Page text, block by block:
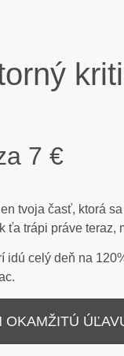
7 €
tvoja časť, ktorá
ťa trápi práve teraz,
idú celý deň na
OKAMŽITÚ